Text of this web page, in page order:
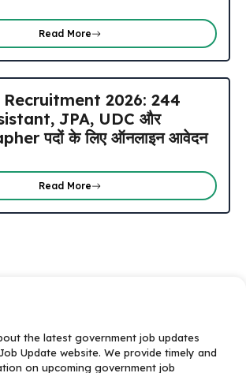
Read More
Recruitment 2026: 244
JPA, UDC और
पदों के लिए ऑनलाइन आवेदन
Read More
the latest government job updates
Update website. We provide timely and
on upcoming government job